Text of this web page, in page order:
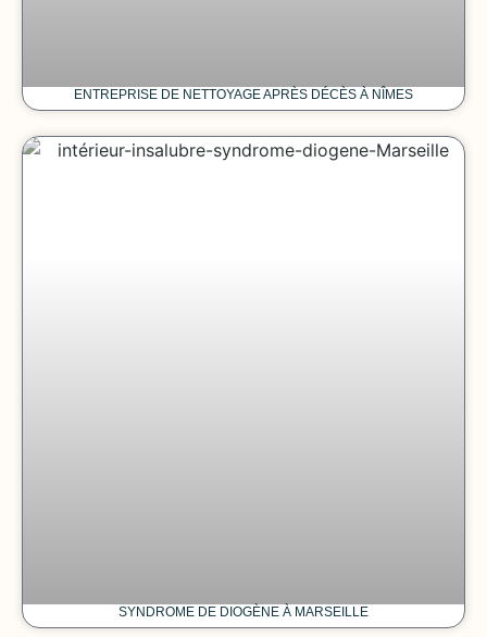
ENTREPRISE DE NETTOYAGE APRÈS DÉCÈS À NÎMES
SYNDROME DE DIOGÈNE À MARSEILLE